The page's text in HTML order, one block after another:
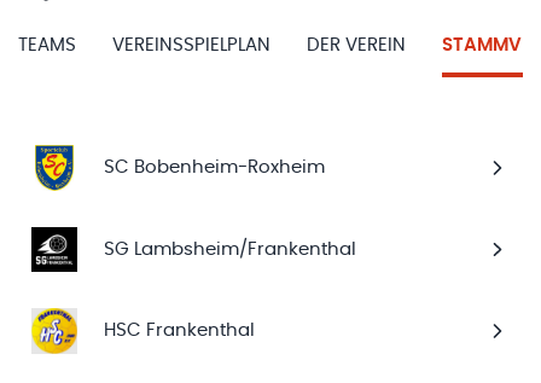
TEAMS VEREINSSPIELPLAN DER VEREIN
SC Bobenheim-Roxheim
SG Lambsheim/Frankenthal
HSC Frankenthal